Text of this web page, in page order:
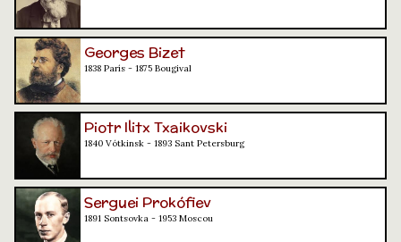
Georges Bizet
1838 París - 1875 Bougival
Piotr Ilitx Txaikovski
1840 Vótkinsk - 1893 Sant Petersburg
Serguei Prokófiev
1891 Sontsovka - 1953 Moscou